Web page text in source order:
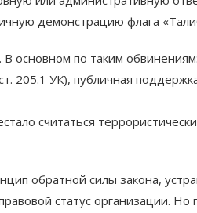
демонстрацию флага
основном по таким
205.1 УК), публичная
считаться
обратной силы закона,
статус организации.